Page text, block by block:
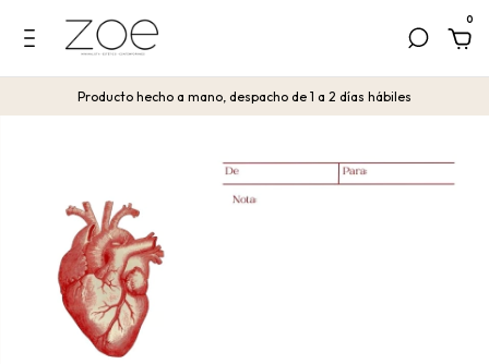
0
Producto hecho a mano, despacho de 1 a 2 días hábiles